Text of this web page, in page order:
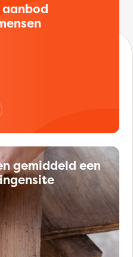
gemiddeld een